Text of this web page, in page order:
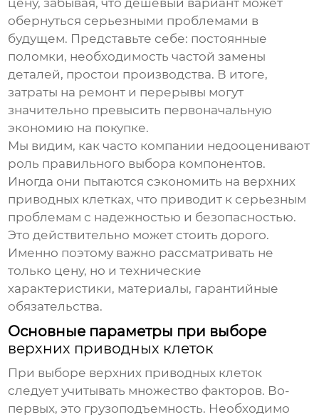
цену, забывая, что дешевый вариант может
обернуться серьезными проблемами в
будущем. Представьте себе: постоянные
поломки, необходимость частой замены
деталей, простои производства. В итоге,
затраты на ремонт и перерывы могут
значительно превысить первоначальную
экономию на покупке.
Мы видим, как часто компании недооценивают
роль правильного выбора компонентов.
Иногда они пытаются сэкономить на верхних
приводных клетках, что приводит к серьезным
проблемам с надежностью и безопасностью.
Это действительно может стоить дорого.
Именно поэтому важно рассматривать не
только цену, но и технические
характеристики, материалы, гарантийные
обязательства.
Основные параметры при выборе
верхних приводных клеток
При выборе верхних приводных клеток
следует учитывать множество факторов. Во-
первых, это грузоподъемность. Необходимо